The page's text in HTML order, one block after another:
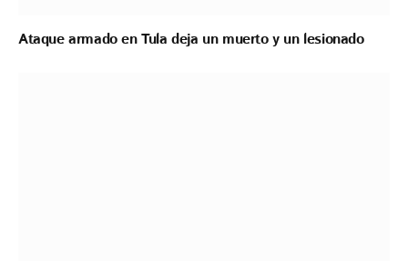
Ataque armado en Tula deja un muerto y un lesionado